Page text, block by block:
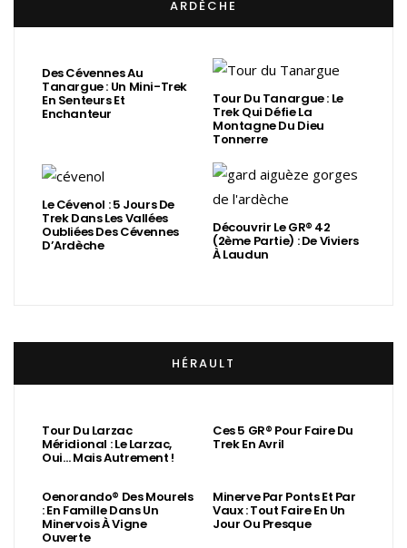
ARDÈCHE
Des Cévennes Au
Tanargue : Un Mini-Trek
En Senteurs Et
Enchanteur
Tour Du Tanargue : Le
Trek Qui Défie La
Montagne Du Dieu
Tonnerre
Le Cévenol : 5 Jours De
Trek Dans Les Vallées
Oubliées Des Cévennes
D’Ardèche
Découvrir Le GR® 42
(2ème Partie) : De Viviers
À Laudun
HÉRAULT
Tour Du Larzac
Méridional : Le Larzac,
Oui… Mais Autrement !
Ces 5 GR® Pour Faire Du
Trek En Avril
Oenorando® Des Mourels
: En Famille Dans Un
Minervois À Vigne
Ouverte
Minerve Par Ponts Et Par
Vaux : Tout Faire En Un
Jour Ou Presque